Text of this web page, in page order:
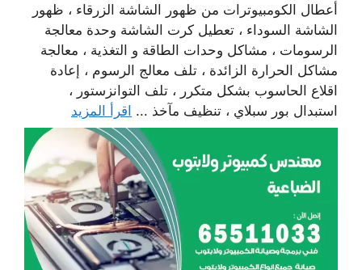
أعطال الكومبيوترات من ظهور الشاشة الزرقاء ، ظهور
الشاشة السوداء ، تعطيل كرت الشاشة وحدة معالجة
الرسومات ، مشاكل وحدات الطاقة و التغذية ، معالجة
مشاكل الحرارة الزائدة ، تلف معالج الرسوم ، إعادة
اقلاع الحاسوب بشكل متكرر ، تلف التوانزستور ،
استبدال بور سبلاي ، تنظيف مآخذ ... اقرأ المزيد